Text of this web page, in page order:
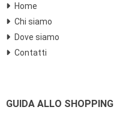
Home
Chi siamo
Dove siamo
Contatti
GUIDA ALLO SHOPPING